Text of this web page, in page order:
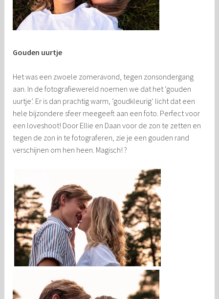
Gouden uurtje
Het was een zwoele zomeravond, tegen zonsondergang
aan. In de fotografiewereld noemen we dat het ‘gouden
uurtje’. Er is dan prachtig warm, ‘goudkleurig’ licht dat een
hele bijzondere sfeer meegeeft aan een foto. Perfect voor
een loveshoot! Door Ellie en Daan voor de zon te zetten en
tegen de zon in te fotograferen, zie je een gouden rand
verschijnen om hen heen. Magisch! ?